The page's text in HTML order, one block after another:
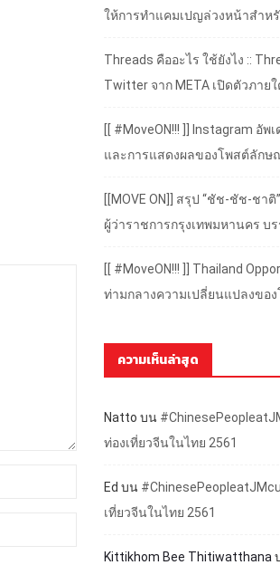
ให้การทำแคมเปญล่วงหน้าสำห
Threads คืออะไร ใช้ยังไง ::
Twitter จาก META เปิดตัวภาย
[[ #MoveON!!! ]] Instagram อั
และการแสดงผลของโพสต์ลักษ
[[MOVE ON]] สรุป “ชัช-ชัช-ชา
ผู้ว่าราชการกรุงเทพมหานคร บ
[[ #MoveON!!! ]] Thailand
ท่ามกลางความเปลี่ยนแปลงของ
ความเห็นล่าสุด
Natto บน
ท่องเที่ยวจีนในไทย 2561
Ed บน
เที่ยวจีนในไทย 2561
Kittikhom Bee Thitiwatthana